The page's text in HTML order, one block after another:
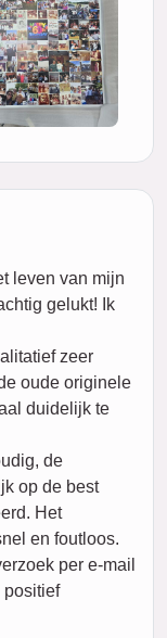
leven van mijn
gelukt! Ik
zeer
oude originele
duidelijk te
de
op de best
Het
en foutloos.
per e-mail
positief